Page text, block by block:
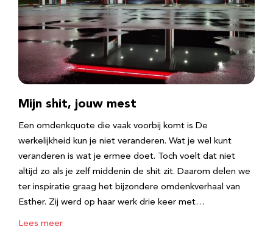
Mijn shit, jouw mest
Een omdenkquote die vaak voorbij komt is De
werkelijkheid kun je niet veranderen. Wat je wel kunt
veranderen is wat je ermee doet. Toch voelt dat niet
altijd zo als je zelf middenin de shit zit. Daarom delen we
ter inspiratie graag het bijzondere omdenkverhaal van
Esther. Zij werd op haar werk drie keer met…
Lees meer